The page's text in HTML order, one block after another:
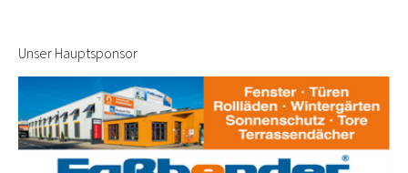
Unser Hauptsponsor